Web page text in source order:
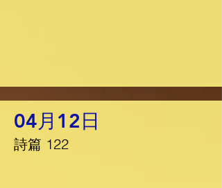
04月12日
詩篇 122